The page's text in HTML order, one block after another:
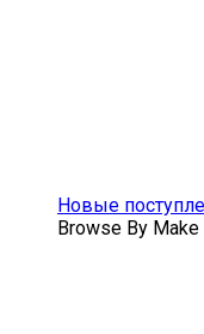
Новые
Browse By Make